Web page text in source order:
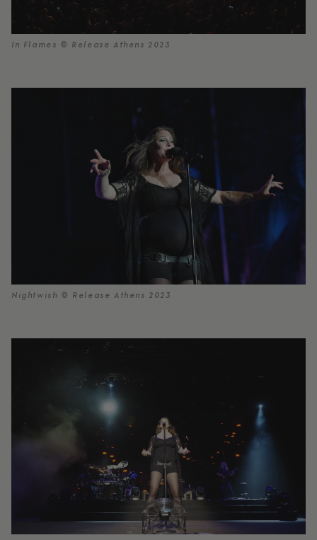
In Flames © Release Athens 2023
Nightwish © Release Athens 2023